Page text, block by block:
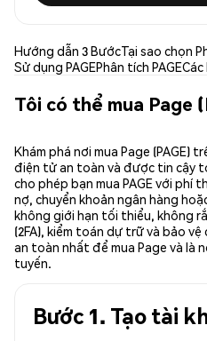
Hướng dẫn 3 BướcTại sao chọn
Sử dụng PAGEPhân tích PAGE
Tôi có thể mua Page
Khám phá nơi mua Page (PAGE)
điện tử an toàn và được tin cậy
cho phép bạn mua PAGE với
nợ, chuyển khoản ngân hàng
không giới hạn tối thiểu, không
(2FA), kiểm toán dự trữ và bảo
an toàn nhất để mua Page và là
tuyến.
Bước 1. Tạo tài